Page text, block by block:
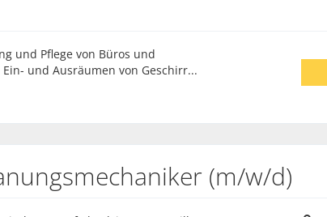
und Pflege von Büros und
und Ausräumen von Geschirr...
(m/w/d)